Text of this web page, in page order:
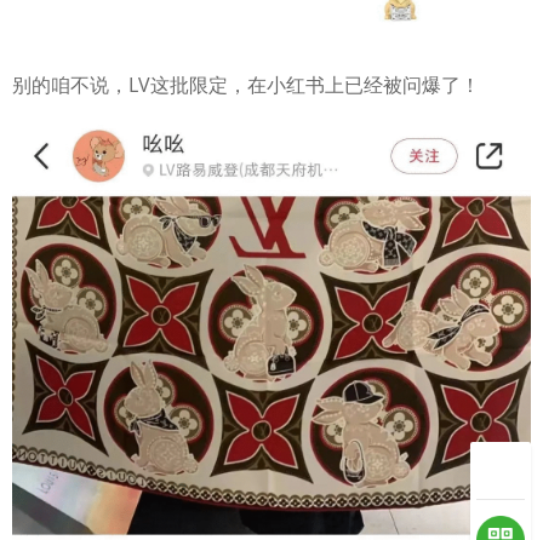
别的咱不说，LV这批限定，在小红书上已经被问爆了！